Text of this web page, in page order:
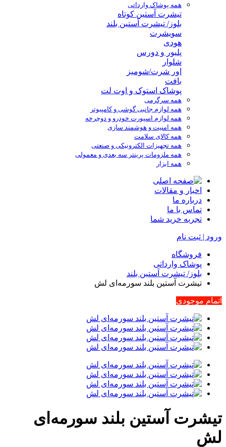
همه پوشاک وارداتی
تیشرت آستین کوتاه
بلوز/ تیشرت آستین بلند
سویشرت
هودی
پلیور و دورس
شلوار
اور شرت/شومیز
بافت
پوشاک استوک و اوت لت
همه سرگرمی
همه لوازم جانبی گوشی و کامپیوتر
همه لوازم اسپورت خودرو و دوچرخه
همه امنیت و هوشمند سازی
همه کالای سلامت
همه تجهیزات الکترونیکی و صنعتی
همه ملزومات پرینتر سه بعدی و معمولی
همه ابزار
اخبار و مقالات
درباره ما
تماس با ما
تجربه خرید شما
ورود | ثبت نام
فروشگاه
پوشاک وارداتی
بلوز/ تیشرت آستین بلند
تیشرت آستین بلند سورمه‌ای لش
اتمام موجودی
تیشرت آستین بلند سورمه‌ای
لش